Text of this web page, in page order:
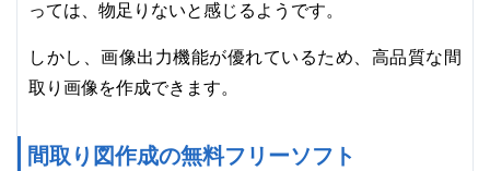
っては、物足りないと感じるようです。
しかし、画像出力機能が優れているため、高品質な間
取り画像を作成できます。
間取り図作成の無料フリーソフト